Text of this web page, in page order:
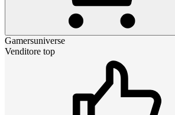
Gamersuniverse
Venditore top